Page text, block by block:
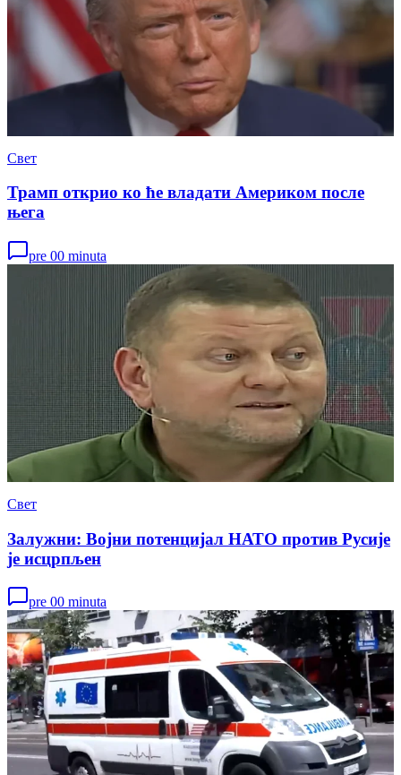
Свет
Трамп открио ко ће владати Америком после
њега
pre 00 minuta
Свет
Залужни: Војни потенцијал НАТО против Русије
је исцрпљен
pre 00 minuta